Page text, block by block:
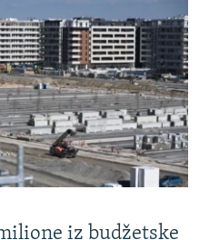
iz budžetske